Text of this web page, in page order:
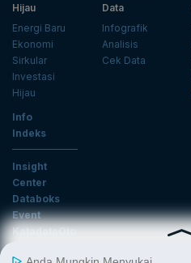
Hijau
Energi Baru
Ekonomi
Sirkular
Investasi
Hijau
Data
Infografik
Analisis
Cek Data
Info
Indeks
Insight
Center
Databoks
Event
KatadataOto